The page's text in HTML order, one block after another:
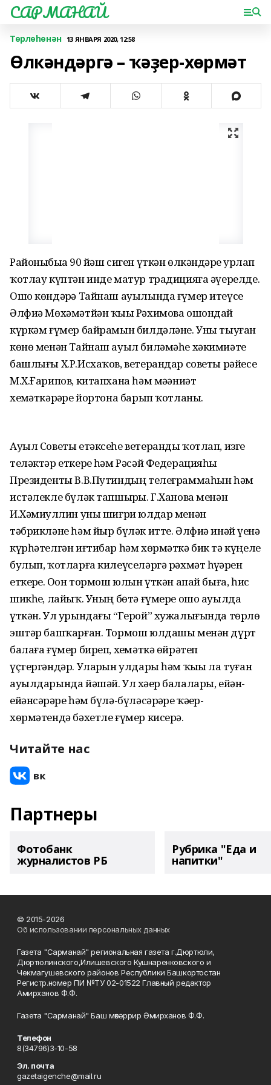
САРМАНАЙ
Төрлөһөнән 13 ЯНВАРЯ 2020, 12:58
Өлкәндәргә – ҡәҙер-хөрмәт
Районыбыҙҙа 90 йәш сиген үткән өлкәндәрҙе ҙурлап
ҡотлау күптән инде матур традицияға әүерелде.
Ошо көндәрҙә Тайнаш ауылында ғүмер итеүсе
Әлфиә Мөхәмәтйән ҡыҙы Рәхимова ошондай
күркәм ғүмер байрамын билдәләне. Уны тыуған
көнө менән Тайнаш ауыл биләмәһе хәкимиәте
башлығы Х.Р.Исхаҡов, ветерандар советы рәйесе
М.Х.Ғарипов, китапхана һәм мәҙәниәт
хеҙмәткәрҙәре йортона барып ҡотланы.
Ауыл Советы етәксеһе ветеранды ҡотлап, изге
теләктәр еткерҙе һәм Рәсәй Федерацияһы
Президенты В.В.Путиндың телеграммаһын һәм
истәлекле бүләк тапшырҙы. Г.Ханова менән
И.Хәмиҙуллин уны шиғри юлдар менән
тәбрикләне һәм йыр бүләк итте. Әлфиә инәй үҙенә
күрһәтелгән иғтибар һәм хөрмәткә бик тә күңеле
булып, ҡотларға килеүселәргә рәхмәт һүҙҙәрен
еткерҙе. Оҙон тормош юлын үткән апай быға, һис
шикһеҙ, лайыҡ. Уның бөтә ғүмере ошо ауылда
үткән. Ул урындағы “Герой” хужалығында төрлө
эштәр башҡарған. Тормош юлдашы менән дүрт
балаға ғүмер биреп, хеҙмәткә өйрәтеп
үҫтергәндәр. Уларҙын улдары һәм ҡыҙы ла туған
ауылдарында йәшәй. Ул хәҙер балалары, ейән-
ейәнсәрҙәре һәм бүлә-бүләсәрҙәре ҡәҙер-
хөрмәтендә бәхетле ғүмер кисерә.
Читайте нас
Партнеры
Фотобанк
журналистов РБ
Рубрика "Еда и
напитки"
© 2015-2026
Об использовании персональных данных
Газета "Сарманай" региональная газета г.Дюртюли,
Дюртюлинского,Илишевского Кушнаренковского и
Чекмагушевского районов Республики Башкортостан
Регистр.номер ПИ №ТУ 02-01522 Главный редактор
Амирханов Ф.Ф.
Газета "Сарманай" Баш мөхәррир Әмирханов Ф.Ф.
Телефон
8(34796)3-10-58
Эл. почта
gazetaigenche@mail.ru